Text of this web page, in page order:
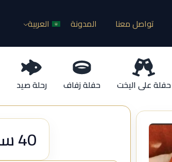
تواصل معنا المدونة العربية
حفلة على اليخت حفلة زفاف رحلة صيد
40 سوبر يخت فاخر